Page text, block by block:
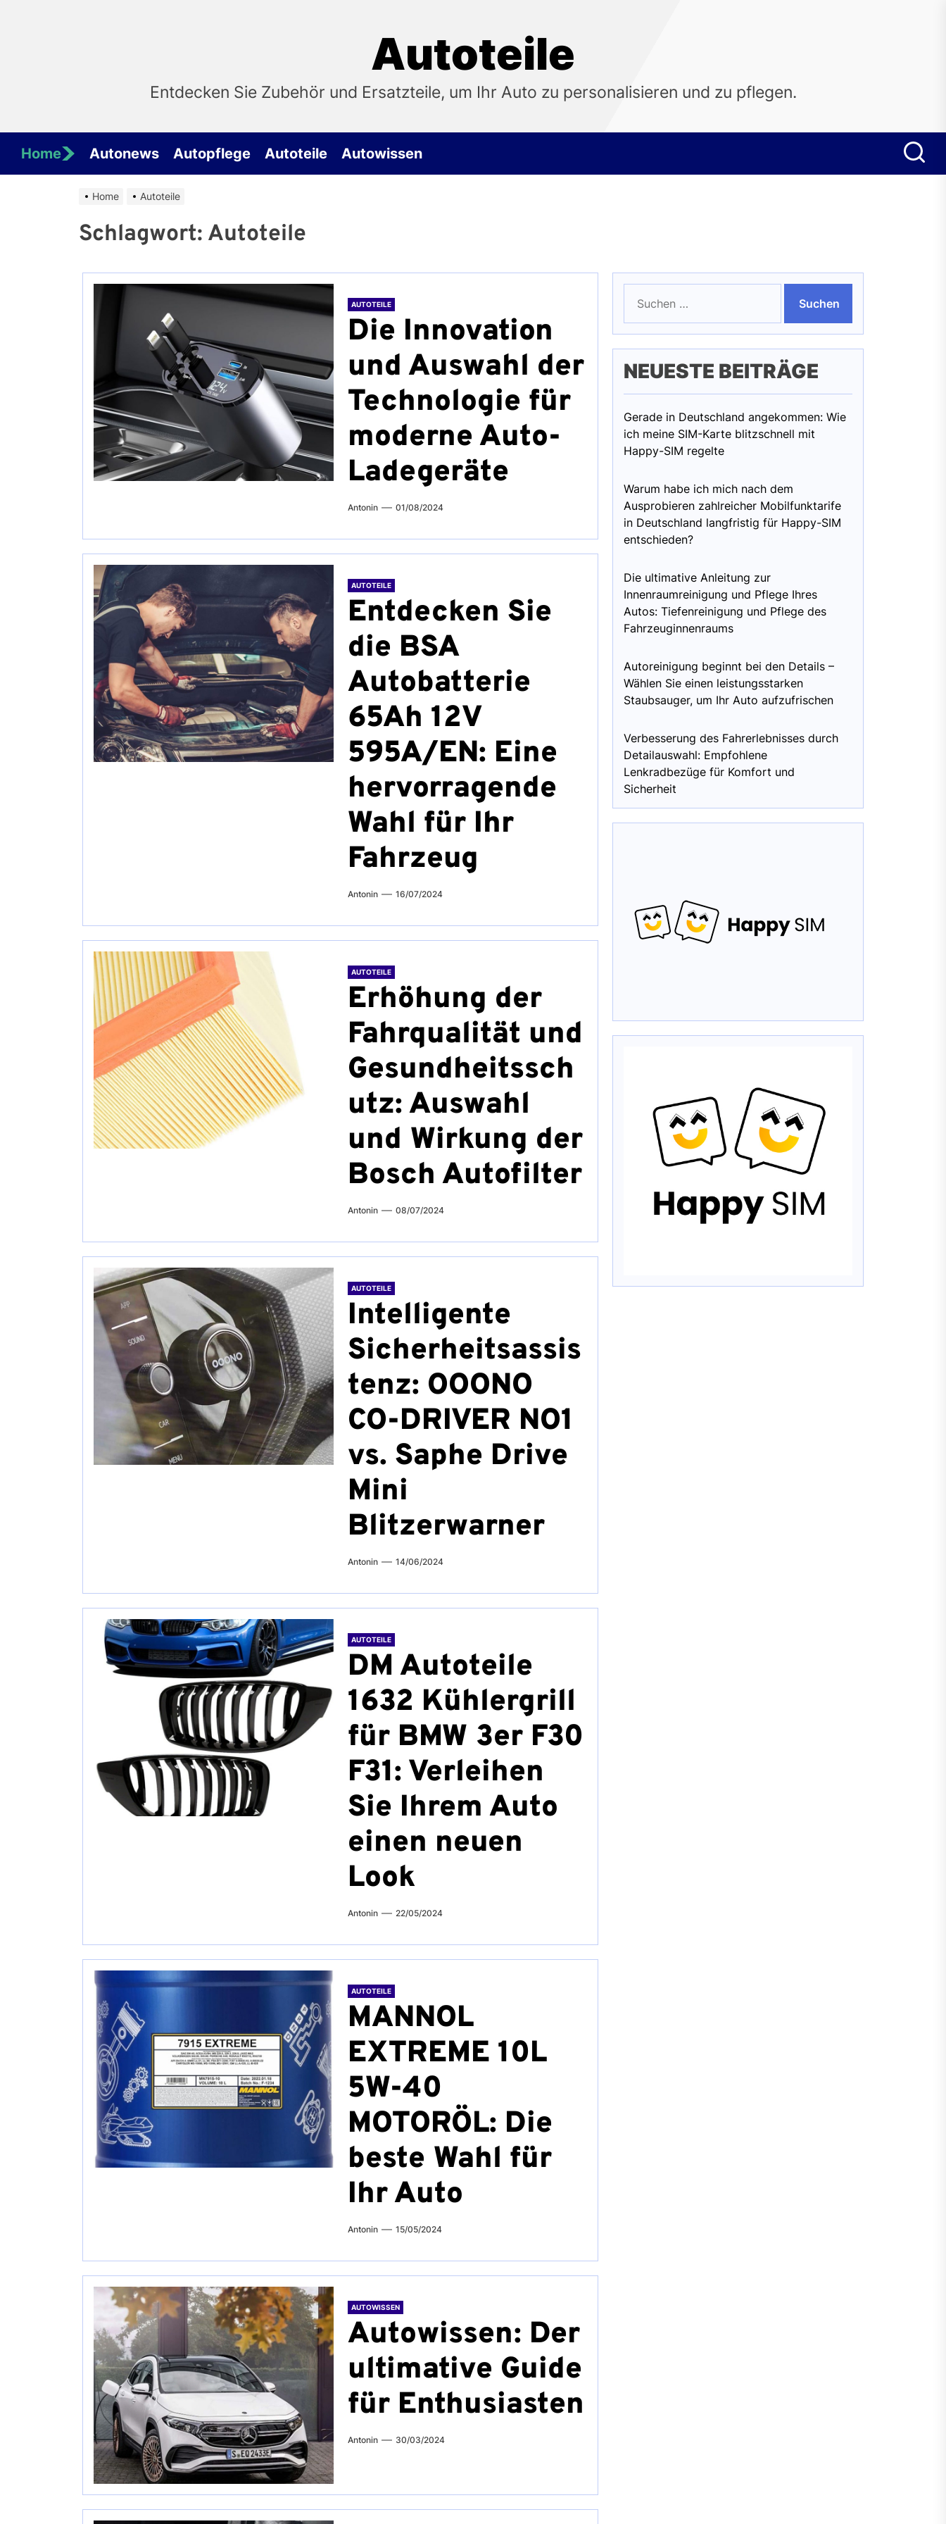
Autoteile
Entdecken Sie Zubehör und Ersatzteile, um Ihr Auto zu personalisieren und zu pflegen.
Home Autonews Autopflege Autoteile Autowissen
Home Autoteile
Schlagwort: Autoteile
AUTOTEILE
Die Innovation
und Auswahl der
Technologie für
moderne Auto-
Ladegeräte
Antonin 01/08/2024
AUTOTEILE
Entdecken Sie
die BSA
Autobatterie
65Ah 12V
595A/EN: Eine
hervorragende
Wahl für Ihr
Fahrzeug
Antonin 16/07/2024
AUTOTEILE
Erhöhung der
Fahrqualität und
Gesundheitssch
utz: Auswahl
und Wirkung der
Bosch Autofilter
Antonin 08/07/2024
AUTOTEILE
Intelligente
Sicherheitsassis
tenz: OOONO
CO-DRIVER NO1
vs. Saphe Drive
Mini
Blitzerwarner
Antonin 14/06/2024
AUTOTEILE
DM Autoteile
1632 Kühlergrill
für BMW 3er F30
F31: Verleihen
Sie Ihrem Auto
einen neuen
Look
Antonin 22/05/2024
AUTOTEILE
MANNOL
EXTREME 10L
5W-40
MOTORÖL: Die
beste Wahl für
Ihr Auto
Antonin 15/05/2024
AUTOWISSEN
Autowissen: Der
ultimative Guide
für Enthusiasten
Antonin 30/03/2024
nach:
NEUESTE BEITRÄGE
Gerade in Deutschland angekommen: Wie
ich meine SIM-Karte blitzschnell mit
Happy-SIM regelte
Warum habe ich mich nach dem
Ausprobieren zahlreicher Mobilfunktarife
in Deutschland langfristig für Happy-SIM
entschieden?
Die ultimative Anleitung zur
Innenraumreinigung und Pflege Ihres
Autos: Tiefenreinigung und Pflege des
Fahrzeuginnenraums
Autoreinigung beginnt bei den Details –
Wählen Sie einen leistungsstarken
Staubsauger, um Ihr Auto aufzufrischen
Verbesserung des Fahrerlebnisses durch
Detailauswahl: Empfohlene
Lenkradbezüge für Komfort und
Sicherheit